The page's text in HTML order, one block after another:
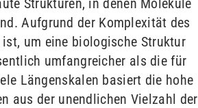
Aufgrund der Komplexität des
um eine biologische Struktur
umfangreicher als die für
Längenskalen basiert die hohe
aus der unendlichen Vielzahl der